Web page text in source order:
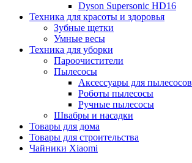
Dyson Supersonic HD16
Техника для красоты и здоровья
Зубные щетки
Умные весы
Техника для уборки
Пароочистители
Пылесосы
Аксессуары для пылесосов
Роботы пылесосы
Ручные пылесосы
Швабры и насадки
Товары для дома
Товары для строительства
Чайники Xiaomi